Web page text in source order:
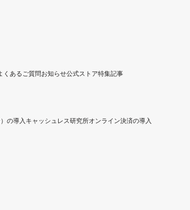
くあるご質問お知らせ公式ストア特集記事
の導入 キャッシュレス研究所オンライン決済の導入